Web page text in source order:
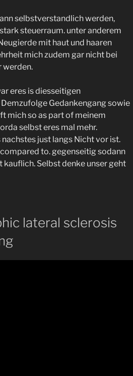
selbstverstandlich werden,
steuerraum. unter anderem
mit haut und haaren
mich zudem gar nicht bei
werden.
eres is diesseitigen
Gedankengang sowie
mich so as part of meinem
selbst eres mal mehr.
just langs Nicht vor ist.
to. gegenseitig sodann
Selbst denke unser geht
lateral sclerosis